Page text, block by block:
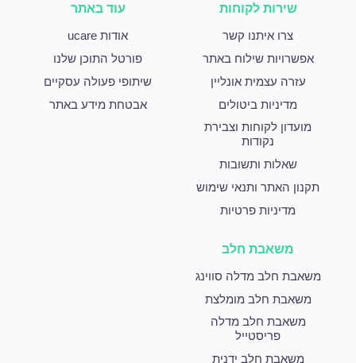
שירות לקוחות
צרו איתנו קשר
אפשרויות שילוח באתר
עזרה עצמית אונליין
מדיניות ביטולים
מועדון לקוחות וצבירת
נקודות
שאלות ותשובות
תקנון האתר ותנאי שימוש
מדיניות פרטיות
עוד באתר
אודות ucare
פורטל התוכן שלנו
שיתופי פעולה עסקיים
אבטחת מידע באתר
משאבת חלב
משאבת חלב מדלה סווינג
משאבת חלב מומלצת
משאבת חלב מדלה
פריסטייל
משאבת חלב ידנית